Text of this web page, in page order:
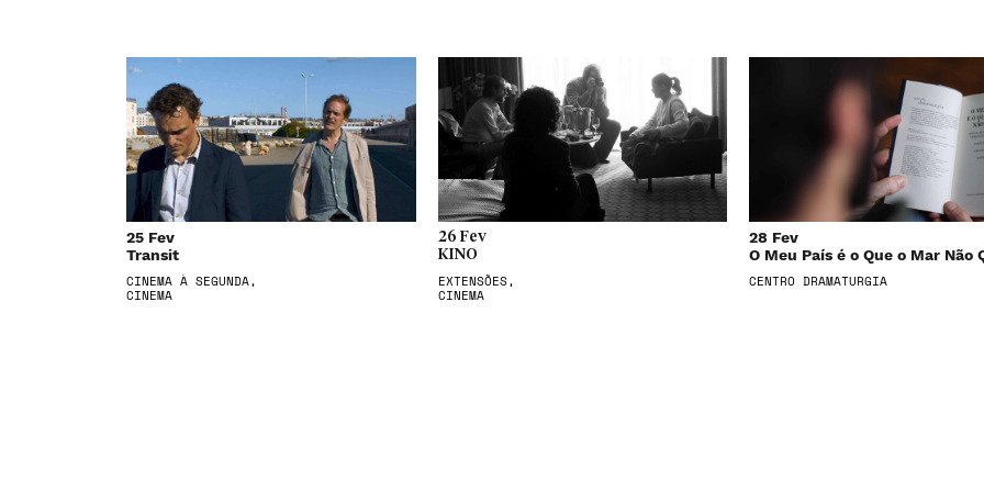
25 Fev
Transit
CINEMA À SEGUNDA,
CINEMA
26 Fev
KINO
EXTENSÕES,
CINEMA
28 Fev
O Meu País é o Que o Mar Não
CENTRO DRAMATURGIA